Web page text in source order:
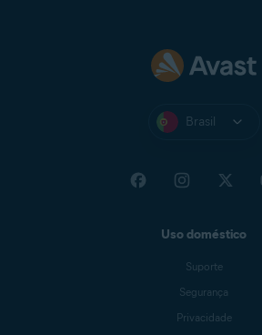
Brasil
Uso doméstico
Suporte
Segurança
Privacidade